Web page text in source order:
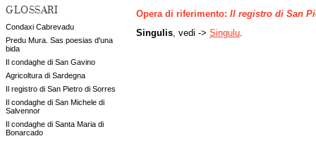
GLOSSARI
Condaxi Cabrevadu
Predu Mura. Sas poesias d'una
bida
Il condaghe di San Gavino
Agricoltura di Sardegna
Il registro di San Pietro di Sorres
Il condaghe di San Michele di
Salvennor
Il condaghe di Santa Maria di
Bonarcado
Opera di riferimento: Il registro di San
Singulis , vedi -> Singulu